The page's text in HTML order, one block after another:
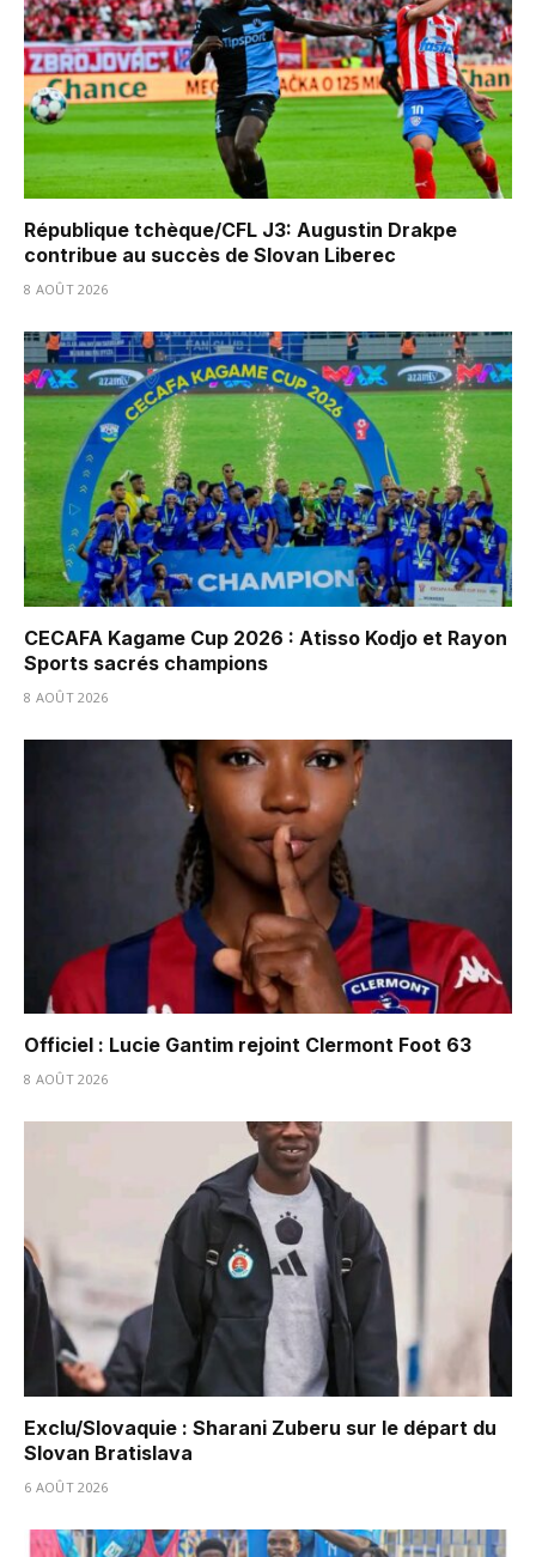
République tchèque/CFL J3: Augustin Drakpe
contribue au succès de Slovan Liberec
8 AOÛT 2026
CECAFA Kagame Cup 2026 : Atisso Kodjo et Rayon
Sports sacrés champions
8 AOÛT 2026
Officiel : Lucie Gantim rejoint Clermont Foot 63
8 AOÛT 2026
Exclu/Slovaquie : Sharani Zuberu sur le départ du
Slovan Bratislava
6 AOÛT 2026